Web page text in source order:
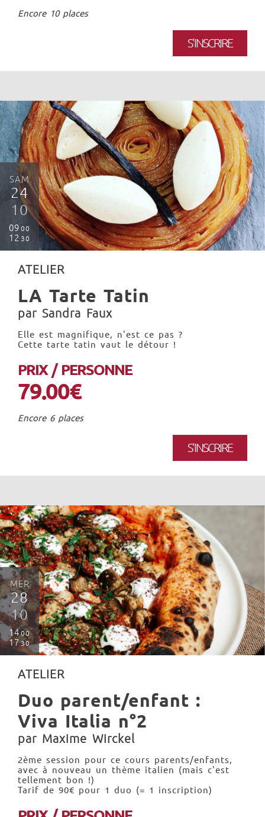
Encore 10 places
S'INSCRIRE
SAM
24
10
09 00
12 30
ATELIER
LA Tarte Tatin
par Sandra Faux
Elle est magnifique, n'est ce pas ?
Cette tarte tatin vaut le détour !
PRIX / PERSONNE
79.00€
Encore 6 places
S'INSCRIRE
MER
28
10
1400
1730
ATELIER
Duo parent/enfant :
Viva Italia n°2
par Maxime Wirckel
2ème session pour ce cours parents/enfants,
avec à nouveau un thème italien (mais c'est
tellement bon !)
Tarif de 90€ pour 1 duo (= 1 inscription)